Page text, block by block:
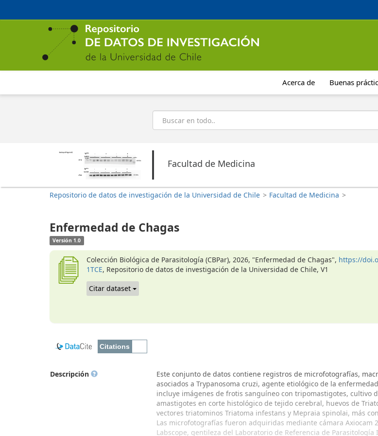
contenido
Acerca de Buenas
Buscar
Facultad de Medicina
Repositorio de datos de investigación de la Universidad de Chile > Facultad de Medicina >
Enfermedad de Chagas
Versión 1.0
Colección Biológica de Parasitología (CBPar), 2026, "Enfermedad de Chagas", https://
1TCE, Repositorio de datos de investigación de la Universidad de Chile, V1
Citar dataset
Descripción
Este conjunto de datos contiene registros de microfotografías,
asociados a Trypanosoma cruzi, agente etiológico de la
incluye imágenes de frotis sanguíneo con tripomastigotes, cultivo
amastigotes en corte histológico de tejido cerebral, huevos de
vectores triatominos Triatoma infestans y Mepraia spinolai, más
Las microfotografías fueron adquiridas mediante cámara Axiocam
Labscope, gentileza del Laboratorio de Referencia de